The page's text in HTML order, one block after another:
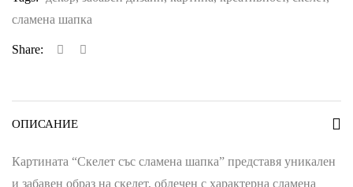
сламена шапка
Share:
ОПИСАНИЕ
Картината “Скелет със сламена шапка” представя уникален
и забавен образ на скелет, облечен с характерна сламена